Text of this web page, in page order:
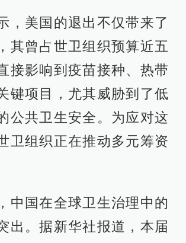
，美国的退出不仅带来了
其曾占世卫组织预算近五
接影响到疫苗接种、热带
键项目，尤其威胁到了低
公共卫生安全。为应对这
卫组织正在推动多元筹资
中国在全球卫生治理中的
出。据新华社报道，本届